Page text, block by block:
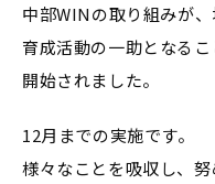
中部WINの取り組みが
育成活動の一助となる
開始されました。
12月までの実施です。
様々なことを吸収し、努